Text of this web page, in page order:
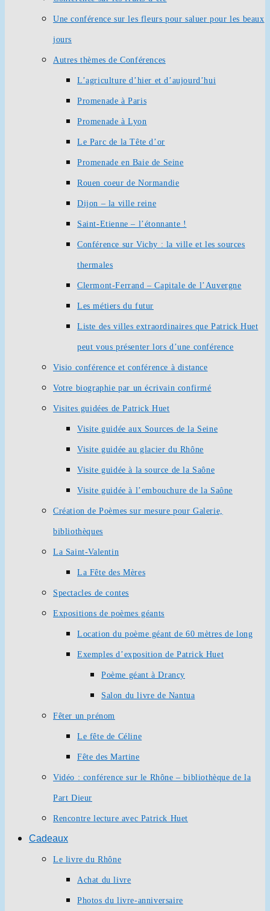
Une conférence sur les fleurs pour saluer pour les beaux
jours
Autres thèmes de Conférences
L’agriculture d’hier et d’aujourd’hui
Promenade à Paris
Promenade à Lyon
Le Parc de la Tête d’or
Promenade en Baie de Seine
Rouen coeur de Normandie
Dijon – la ville reine
Saint-Etienne – l’étonnante !
Conférence sur Vichy : la ville et les sources
thermales
Clermont-Ferrand – Capitale de l’Auvergne
Les métiers du futur
Liste des villes extraordinaires que Patrick Huet
peut vous présenter lors d’une conférence
Visio conférence et conférence à distance
Votre biographie par un écrivain confirmé
Visites guidées de Patrick Huet
Visite guidée aux Sources de la Seine
Visite guidée au glacier du Rhône
Visite guidée à la source de la Saône
Visite guidée à l’embouchure de la Saône
Création de Poèmes sur mesure pour Galerie,
bibliothèques
La Saint-Valentin
La Fête des Mères
Spectacles de contes
Expositions de poèmes géants
Location du poème géant de 60 mètres de long
Exemples d’exposition de Patrick Huet
Poème géant à Drancy
Salon du livre de Nantua
Fêter un prénom
Le fête de Céline
Fête des Martine
Vidéo : conférence sur le Rhône – bibliothèque de la
Part Dieur
Rencontre lecture avec Patrick Huet
Cadeaux
Le livre du Rhône
Achat du livre
Photos du livre-anniversaire